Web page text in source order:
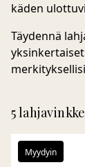
käden
Täydennä
5
Myydyin